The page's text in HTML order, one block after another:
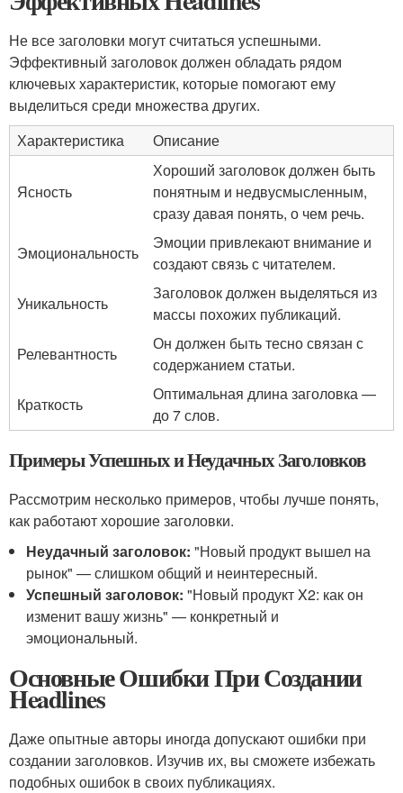
Не все заголовки могут считаться успешными.
Эффективный заголовок должен обладать рядом
ключевых характеристик, которые помогают ему
выделиться среди множества других.
Характеристика
Описание
Ясность
Хороший заголовок должен быть
понятным и недвусмысленным,
сразу давая понять, о чем речь.
Эмоциональность
Эмоции привлекают внимание и
создают связь с читателем.
Уникальность
Заголовок должен выделяться из
массы похожих публикаций.
Релевантность
Он должен быть тесно связан с
содержанием статьи.
Краткость
Оптимальная длина заголовка —
до 7 слов.
Примеры Успешных и Неудачных Заголовков
Рассмотрим несколько примеров, чтобы лучше понять,
как работают хорошие заголовки.
Неудачный заголовок: "Новый продукт вышел на
рынок" — слишком общий и неинтересный.
Успешный заголовок: "Новый продукт X2: как он
изменит вашу жизнь" — конкретный и
эмоциональный.
Основные Ошибки При Создании
Headlines
Даже опытные авторы иногда допускают ошибки при
создании заголовков. Изучив их, вы сможете избежать
подобных ошибок в своих публикациях.